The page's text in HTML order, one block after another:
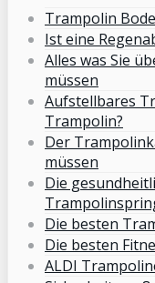
Trampolin
Ist eine
Alles was Sie
müssen
Aufstellbares
Trampolin?
Der
müssen
Die
Die besten
Die besten
ALDI